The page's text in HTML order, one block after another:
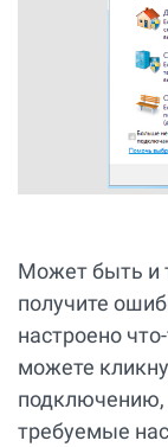
Может быть и
получите
настроено
можете
подключению,
требуемые